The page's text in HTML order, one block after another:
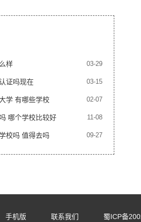
样 03-29
证吗现在 03-15
学 有哪些学校 02-07
哪个学校比较好 11-08
校吗 值得去吗 09-27
手机版 联系我们 蜀ICP备